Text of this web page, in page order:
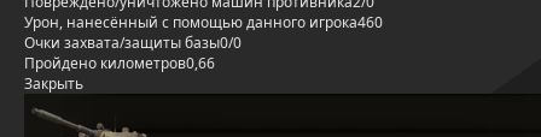
Урон, нанесённый с помощью данного игрока460
Очки захвата/защиты базы0/0
Пройдено километров0,66
Закрыть